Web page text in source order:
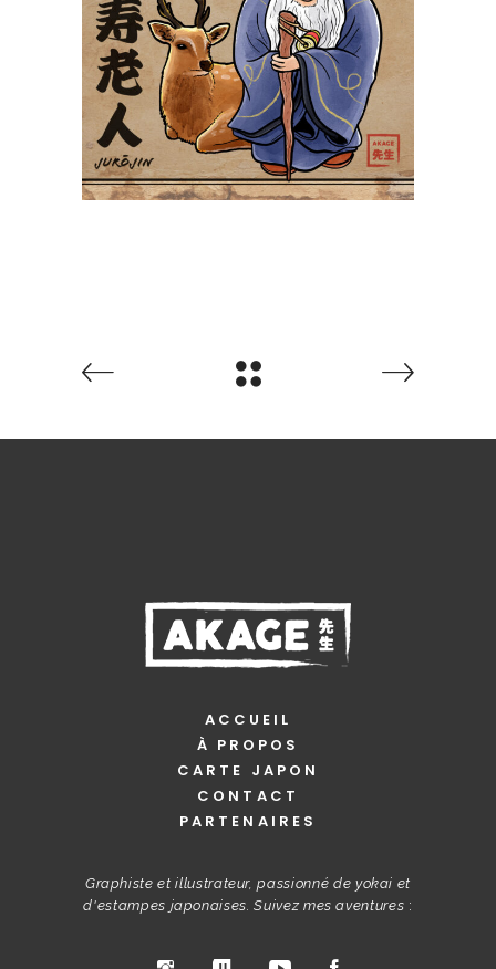
Jurōjin 寿老人
Yokaidex
ACCUEIL
À PROPOS
CARTE JAPON
CONTACT
PARTENAIRES
Graphiste et illustrateur, passionné de yokai et
d'estampes japonaises. Suivez mes aventures :